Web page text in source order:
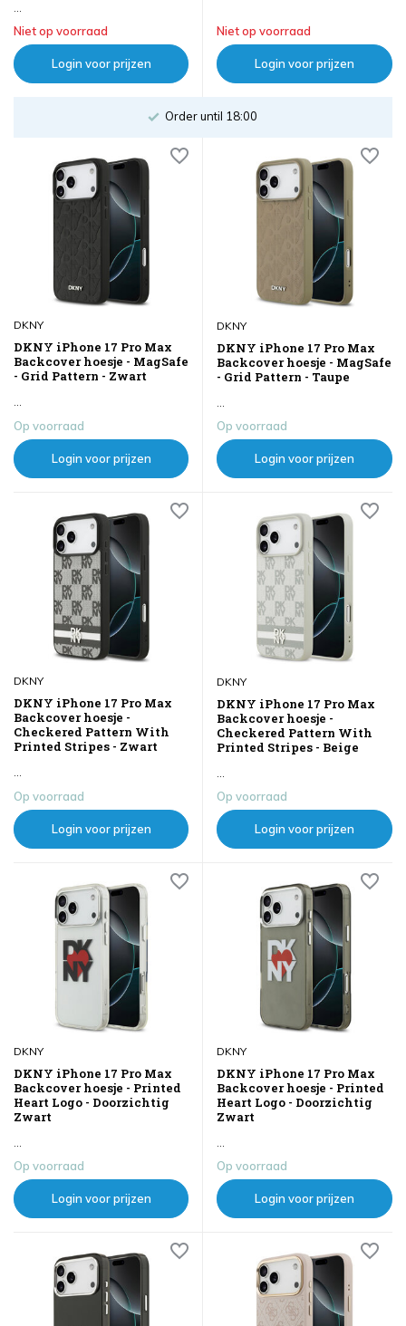
Niet op voorraad
Login voor prijzen
Niet op voorraad
Login voor prijzen
Order until 18:00
DKNY
DKNY iPhone 17 Pro Max
Backcover hoesje - MagSafe
- Grid Pattern - Zwart
...
Op voorraad
Login voor prijzen
DKNY
DKNY iPhone 17 Pro Max
Backcover hoesje - MagSafe
- Grid Pattern - Taupe
...
Op voorraad
Login voor prijzen
DKNY
DKNY iPhone 17 Pro Max
Backcover hoesje -
Checkered Pattern With
Printed Stripes - Zwart
Op voorraad
Login voor prijzen
DKNY
DKNY iPhone 17 Pro Max
Backcover hoesje -
Checkered Pattern With
Printed Stripes - Beige
Op voorraad
Login voor prijzen
DKNY
DKNY iPhone 17 Pro Max
Backcover hoesje - Printed
Heart Logo - Doorzichtig
Zwart
Op voorraad
Login voor prijzen
DKNY
DKNY iPhone 17 Pro Max
Backcover hoesje - Printed
Heart Logo - Doorzichtig
Zwart
...
Op voorraad
Login voor prijzen